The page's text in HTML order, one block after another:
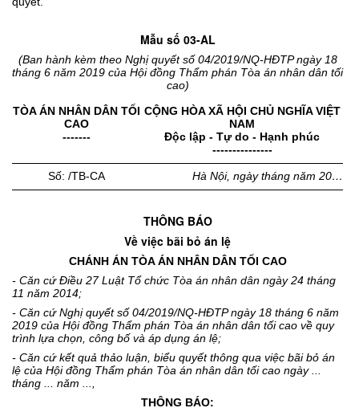
Mẫu số 03-AL
(Ban hành kèm theo Nghị quyết số 04/2019/NQ-HĐTP ngày 18
tháng 6 năm 2019 của Hội đồng Thẩm phán Tòa án nhân dân tối
cao)
TÒA ÁN NHÂN DÂN TỐI
CAO
-------
CỘNG HÒA XÃ HỘI CHỦ NGHĨA VIỆT
NAM
Độc lập - Tự do - Hạnh phúc
---------------
Số: /TB-CA Hà Nội, ngày tháng năm 20…
THÔNG BÁO
Về việc bãi bỏ án lệ
CHÁNH ÁN TÒA ÁN NHÂN DÂN TỐI CAO
- Căn cứ Điều 27 Luật Tổ chức Tòa án nhân dân ngày 24 tháng
11 năm 2014;
- Căn cứ Nghị quyết số 04/2019/NQ-HĐTP ngày 18 tháng 6 năm
2019 của Hội đồng Thẩm phán Tòa án nhân dân tối cao về quy
trình lựa chọn, công bố và áp dụng án lệ;
- Căn cứ kết quả thảo luận, biểu quyết thông qua việc bãi bỏ án
lệ của Hội đồng Thẩm phán Tòa án nhân dân tối cao ngày ...
tháng ... năm ...,
THÔNG BÁO: